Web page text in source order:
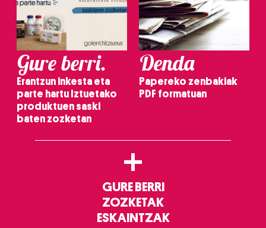
Gure berri.
Erantzun inkesta eta
parte hartu Iztuetako
produktuen saski
baten zozketan
Denda
Papereko zenbakiak
PDF formatuan
+
GURE BERRI
ZOZKETAK
ESKAINTZAK